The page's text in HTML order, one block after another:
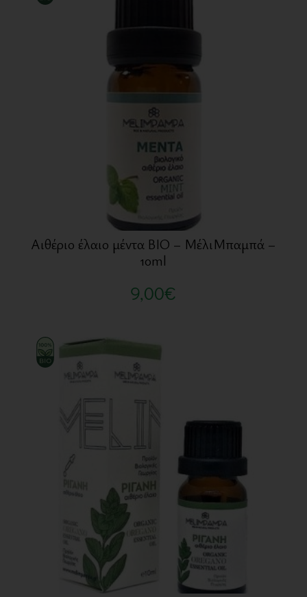
Αιθέριο έλαιο μέντα BIO – ΜέλιΜπαμπά –
10ml
9,00€